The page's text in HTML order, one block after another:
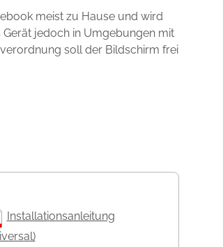
meist zu Hause und wird
jedoch in Umgebungen mit
soll der Bildschirm frei
Installationsanleitung